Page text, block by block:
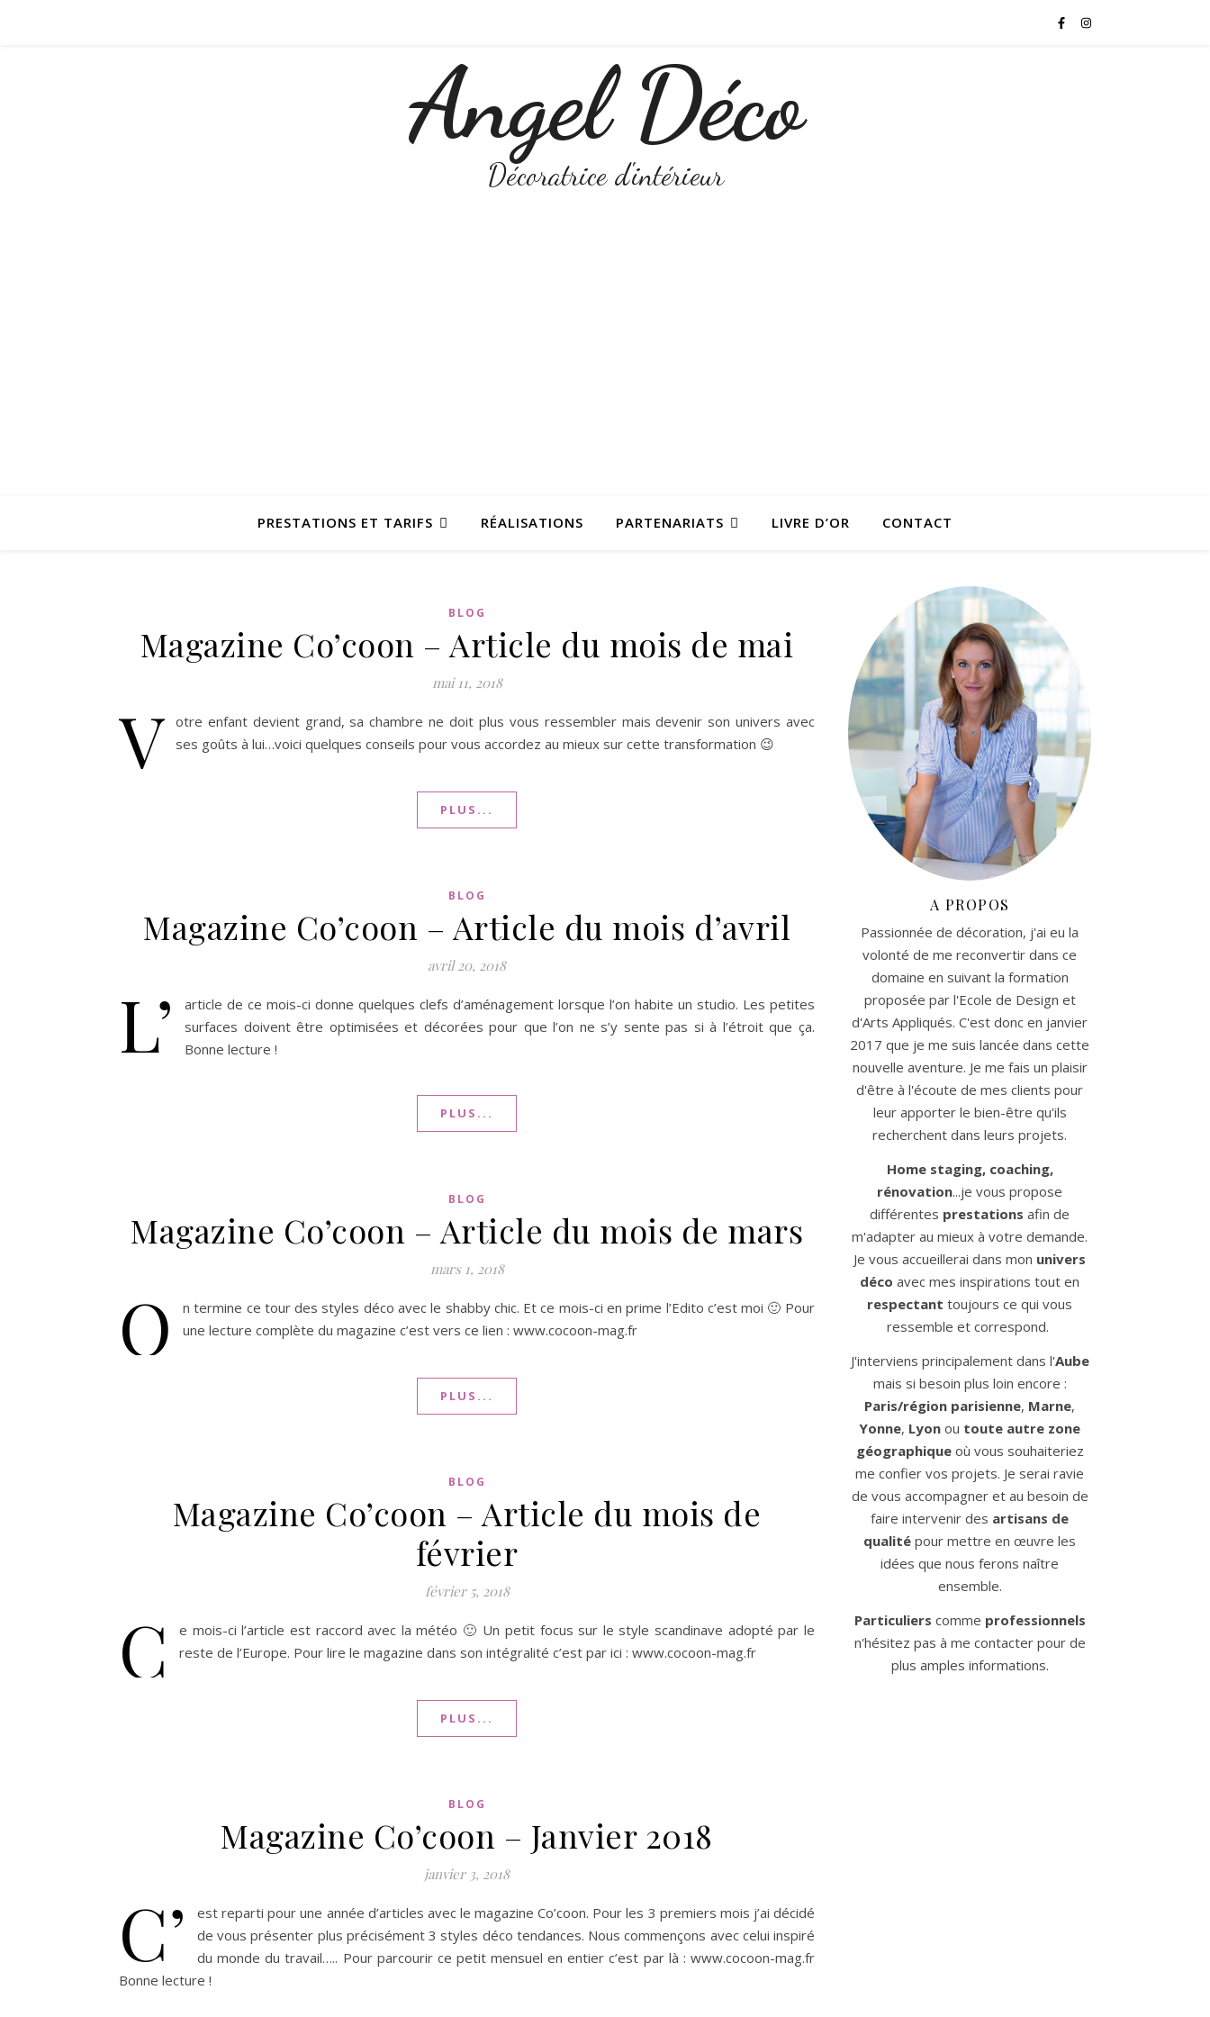
Angel Déco
Décoratrice d'intérieur
PRESTATIONS ET TARIFS RÉALISATIONS PARTENARIATS LIVRE D’OR CONTACT
BLOG
Magazine Co’coon – Article du mois de mai
mai 11, 2018
V otre enfant devient grand, sa chambre ne doit plus vous ressembler mais devenir son univers avec
ses goûts à lui…voici quelques conseils pour vous accordez au mieux sur cette transformation 😉
PLUS...
BLOG
Magazine Co’coon – Article du mois d’avril
avril 20, 2018
L’
article de ce mois-ci donne quelques clefs d’aménagement lorsque l’on habite un studio. Les petites
surfaces doivent être optimisées et décorées pour que l’on ne s’y sente pas si à l’étroit que ça.
Bonne lecture !
PLUS...
BLOG
Magazine Co’coon – Article du mois de mars
mars 1, 2018
O
n termine ce tour des styles déco avec le shabby chic. Et ce mois-ci en prime l’Edito c’est moi 🙂 Pour
une lecture complète du magazine c’est vers ce lien : www.cocoon-mag.fr
PLUS...
BLOG
Magazine Co’coon – Article du mois de
février
février 5, 2018
C
e mois-ci l’article est raccord avec la météo 🙂 Un petit focus sur le style scandinave adopté par le
reste de l’Europe. Pour lire le magazine dans son intégralité c’est par ici : www.cocoon-mag.fr
PLUS...
BLOG
Magazine Co’coon – Janvier 2018
janvier 3, 2018
C’
est reparti pour une année d’articles avec le magazine Co’coon. Pour les 3 premiers mois j’ai décidé
de vous présenter plus précisément 3 styles déco tendances. Nous commençons avec celui inspiré
du monde du travail….. Pour parcourir ce petit mensuel en entier c’est par là : www.cocoon-mag.fr
Bonne lecture !
A PROPOS
Passionnée de décoration, j'ai eu la
volonté de me reconvertir dans ce
domaine en suivant la formation
proposée par l'Ecole de Design et
d'Arts Appliqués. C'est donc en janvier
2017 que je me suis lancée dans cette
nouvelle aventure. Je me fais un plaisir
d'être à l'écoute de mes clients pour
leur apporter le bien-être qu'ils
recherchent dans leurs projets.
Home staging, coaching,
rénovation...je vous propose
différentes prestations afin de
m'adapter au mieux à votre demande.
Je vous accueillerai dans mon univers
déco avec mes inspirations tout en
respectant toujours ce qui vous
ressemble et correspond.
J'interviens principalement dans l'Aube
mais si besoin plus loin encore :
Paris/région parisienne, Marne,
Yonne, Lyon ou toute autre zone
géographiqueoù vous souhaiteriez
me confier vos projets. Je serai ravie
de vous accompagner et au besoin de
faire intervenir des artisans de
qualité pour mettre en œuvre les
idées que nous ferons naître
ensemble.
Particuliers comme professionnels
n'hésitez pas à me contacter pour de
plus amples informations.